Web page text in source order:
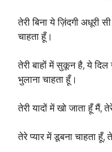
तेरी बिना ये ज़िंदगी अधूरी
चाहता हूँ।
तेरी बाहों में सुकून है, ये
भुलाना चाहता हूँ।
तेरी यादों में खो जाता हूँ मैं,
तेरे प्यार में डूबना चाहता हूँ,